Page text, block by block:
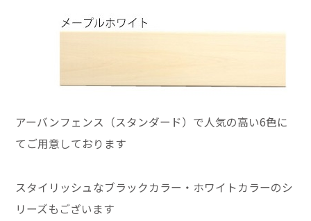
アーバンフェンス（スタンダード）で人気の高い6色に
てご用意しております
スタイリッシュなブラックカラー・ホワイトカラーのシ
リーズもございます